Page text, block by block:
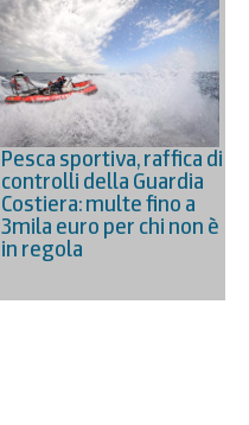
Pesca sportiva, raffica di
controlli della Guardia
Costiera: multe fino a
3mila euro per chi non è
in regola